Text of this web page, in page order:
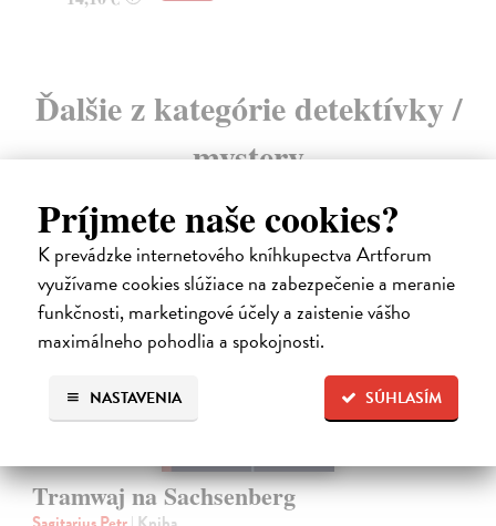
Príjmete naše cookies?
K prevádzke internetového kníhkupectva Artforum
využívame cookies slúžiace na zabezpečenie a meranie
funkčnosti, marketingové účely a zaistenie vášho
maximálneho pohodlia a spokojnosti.
SÚHLASÍM
NASTAVENIA
Ďalšie z kategórie detektívky /
mystery
Tramwaj na Sachsenberg